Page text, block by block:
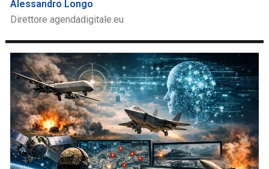
Alessandro Longo
Direttore agendadigitale.eu